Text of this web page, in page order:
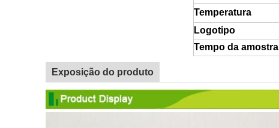
Temperatura
Logotipo
Tempo da amostra
Exposição do produto